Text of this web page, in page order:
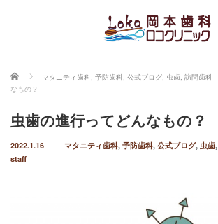
ホーム マタニティ歯科, 予防歯科, 公式ブログ, 虫歯, 訪問歯科
なもの？
虫歯の進行ってどんなもの？
2022.1.16 マタニティ歯科, 予防歯科, 公式ブログ, 虫歯,
staff